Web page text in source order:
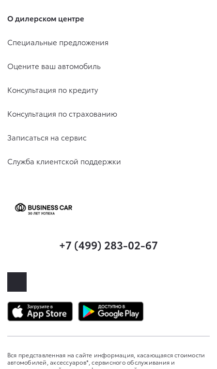
О дилерском центре
Специальные предложения
Оцените ваш автомобиль
Консультация по кредиту
Консультация по страхованию
Записаться на сервис
Служба клиентской поддержки
+7 (499) 283-02-67
Вся представленная на сайте информация, касающаяся стоимости
автомобилей, аксессуаров*, сервисного обслуживания и